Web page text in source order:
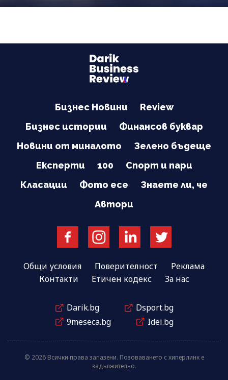
Бизнес Новини
Review
Бизнес истории
Финансов буквар
Новини от миналото
Зелено бъдеще
Експерти
100
Спорт и пари
Класации
Фото есе
Знаете ли, че
Автори
Общи условия Поверителност
Реклама
Контакти
Етичен кодекс За нас
Darik.bg
Dsport.bg
9meseca.bg
Idei.bg
© 2026 Всички права запазени. Позоваването с хиперлинк е
задължително.